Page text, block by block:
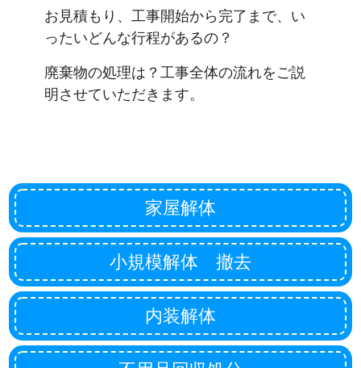
お見積もり、工事開始から完了まで、い
ったいどんな行程があるの？
廃棄物の処理は？工事全体の流れをご説
明させていただきます。
家屋解体
小規模解体 撤去
内装解体